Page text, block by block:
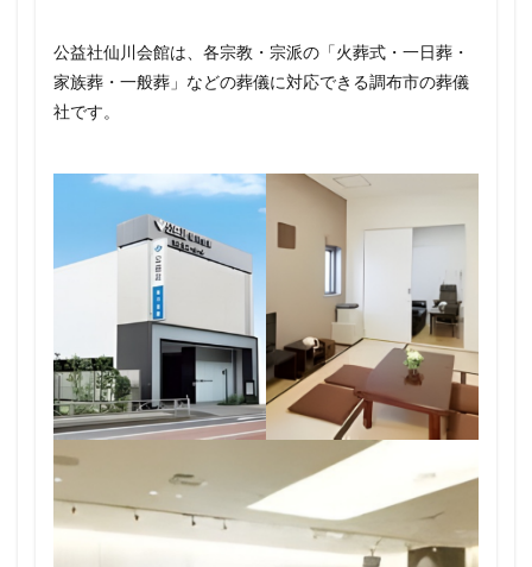
公益社仙川会館は、各宗教・宗派の「火葬式・一日葬・
家族葬・一般葬」などの葬儀に対応できる調布市の葬儀
社です。